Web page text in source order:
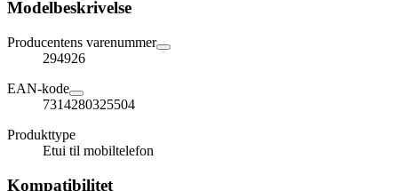
Modelbeskrivelse
Producentens varenummer
294926
EAN-kode
7314280325504
Produkttype
Etui til mobiltelefon
Kompatibilitet